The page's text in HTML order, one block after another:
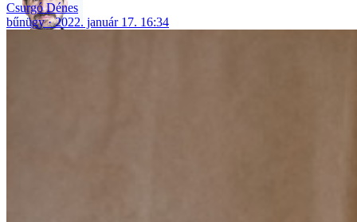
Csurgó Dénes
bűnügy
2022. január 17. 16:34